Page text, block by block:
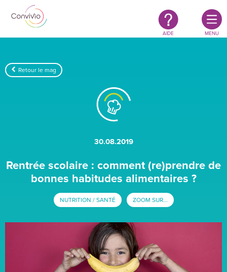
Aller au contenu principal
Restauration
authentique
responsable
AIDE MENU
Retour le mag
30.08.2019
Rentrée scolaire : comment (re)prendre de
bonnes habitudes alimentaires ?
NUTRITION / SANTÉ ZOOM SUR...